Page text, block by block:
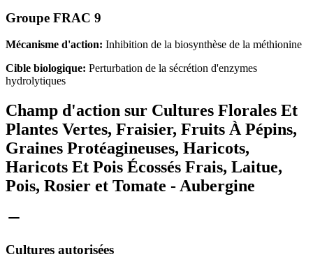
Groupe FRAC 9
Mécanisme d'action: Inhibition de la biosynthèse de la méthionine
Cible biologique: Perturbation de la sécrétion d'enzymes
hydrolytiques
Champ d'action sur Cultures Florales Et
Plantes Vertes, Fraisier, Fruits À Pépins,
Graines Protéagineuses, Haricots,
Haricots Et Pois Écossés Frais, Laitue,
Pois, Rosier et Tomate - Aubergine
Cultures autorisées